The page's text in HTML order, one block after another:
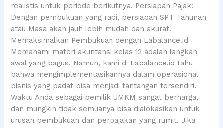
realistis untuk periode berikutnya. Persiapan Pajak:
Dengan pembukuan yang rapi, persiapan SPT Tahunan
atau Masa akan jauh lebih mudah dan akurat.
Memaksimalkan Pembukuan dengan Labalance.id
Memahami materi akuntansi kelas 12 adalah langkah
awal yang bagus. Namun, kami di Labalance.id tahu
bahwa mengimplementasikannya dalam operasional
bisnis yang padat bisa menjadi tantangan tersendiri.
Waktu Anda sebagai pemilik UMKM sangat berharga,
dan mungkin tidak semuanya bisa dialokasikan untuk
urusan pembukuan dan perpajakan yang rumit. Jika